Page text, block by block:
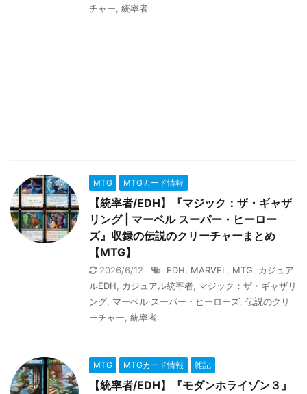
チャー 統率者
MTG MTGカード情報
【統率者/EDH】『マジック：ザ・ギャザ
リング | マーベル スーパー・ヒーロー
ズ』収録の伝説のクリーチャーまとめ
【MTG】
2026/6/12 EDH MARVEL MTG
カジュア
ルEDH
カジュアル統率者 マジック：ザ・ギャザリ
ング マーベル スーパー・ヒーローズ 伝説のクリ
ーチャー 統率者
MTG MTGカード情報 雑記
【統率者/EDH】『モダンホライゾン３』